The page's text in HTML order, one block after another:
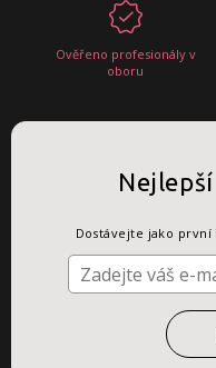
Ověřeno profesionály v
oboru
Dostávejte jako